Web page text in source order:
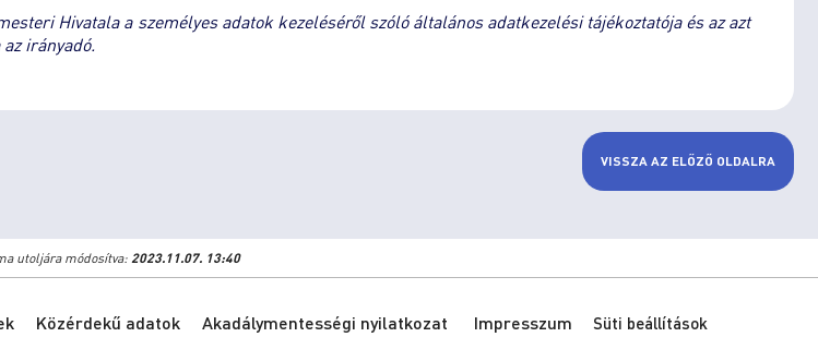
Hivatala a személyes adatok kezeléséről szóló általános adatkezelési tájékoztatója és az azt
irányadó.
VISSZA AZ ELŐZŐ OLDALRA
utoljára módosítva:2023.11.07. 13:40
Közérdekű adatok Akadálymentességi nyilatkozat Impresszum Süti beállítások